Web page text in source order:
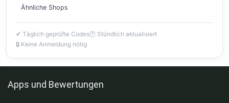
Ähnliche Shops
✔ Täglich geprüfte Codes🕐 Stündlich aktualisiert
🔒 Keine Anmeldung nötig
Apps und Bewertungen